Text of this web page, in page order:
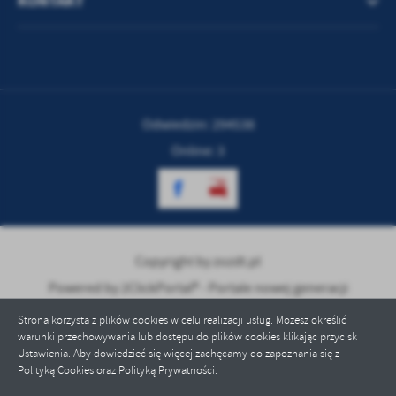
Strona korzysta z plików cookies w celu realizacji usług. Możesz określić
warunki przechowywania lub dostępu do plików cookies klikając przycisk
Ustawienia. Aby dowiedzieć się więcej zachęcamy do zapoznania się z
Polityką Cookies oraz Polityką Prywatności.
Odwiedzin: 294538
Online: 3
Copyright by zozdt.pl
Powered by
2ClickPortal® - Portale nowej generacji